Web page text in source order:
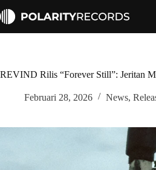
to
content
REVIND Rilis “Forever Still”: Jeritan
Februari 28, 2026 News,